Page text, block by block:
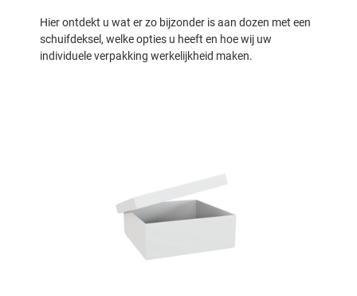
Hier ontdekt u wat er zo bijzonder is aan dozen met een
schuifdeksel, welke opties u heeft en hoe wij uw
individuele verpakking werkelijkheid maken.